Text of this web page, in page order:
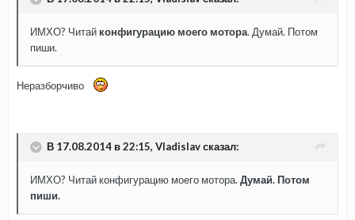
ИМХО? Читай конфигурацию моего мотора. Думай. Потом
пиши.
Неразборчиво
В 17.08.2014 в 22:15, Vladislav сказал:
ИМХО? Читай конфигурацию моего мотора. Думай. Потом
пиши.